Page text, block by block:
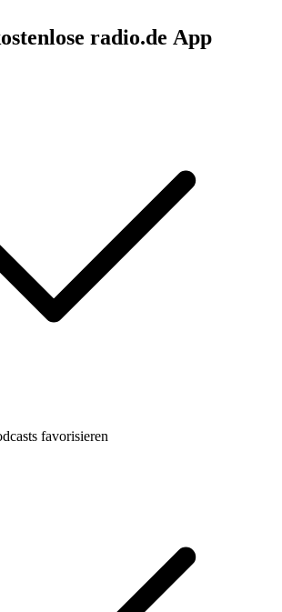
radio.de App
favorisieren